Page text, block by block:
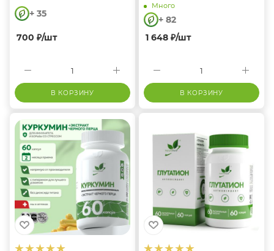
+ 35
700 ₽/шт
В КОРЗИНУ
Много
+ 82
1 648 ₽/шт
В КОРЗИНУ